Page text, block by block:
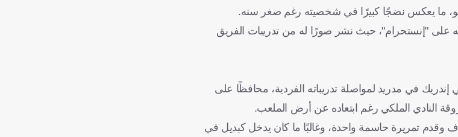
ما يعكس نضجًا كبيرًا في شخصيته رغم صغر سنه.
على "إنستحرام"، حيث نشر صورًا له من تدريبات الفريق
إندريك في مدريد لمواصلة تدريباته الفردية، محافظًا على
النادي الملكي رغم ابتعاده عن أرض الملعب.
الماضي، شارك إندريك مع ريال مدريد في 37 مباراة، سجل خلالها 7 أهداف وقدم تمريرة حاسمة واحدة، وغالبًا ما كان يدخل كبديل في